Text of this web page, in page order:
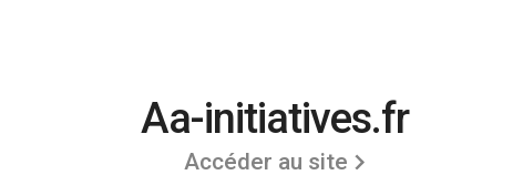
Aa-initiatives.fr
Accéder au site